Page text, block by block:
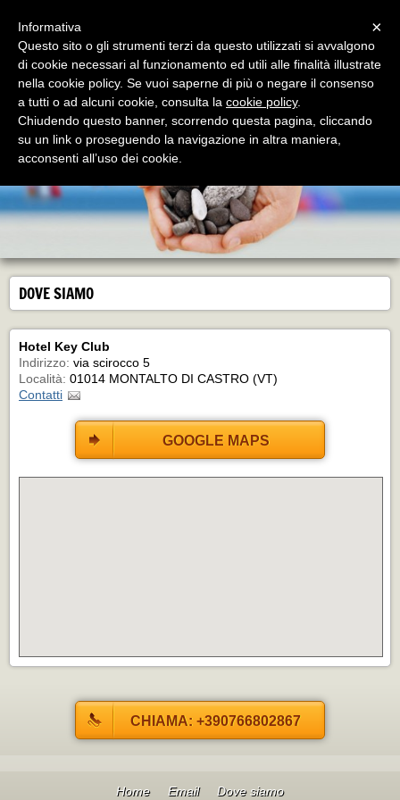
Hotel Residence Key Club
Montalto di Castro - Marina - un mare di cultura
DOVE SIAMO
Hotel Key Club
Indirizzo: via scirocco 5
Località: 01014 MONTALTO DI CASTRO (VT)
Contatti
GOOGLE MAPS
CHIAMA: +390766802867
Home Email Dove siamo
×
Informativa
Questo sito o gli strumenti terzi da questo utilizzati si avvalgono
di cookie necessari al funzionamento ed utili alle finalità illustrate
nella cookie policy. Se vuoi saperne di più o negare il consenso
a tutti o ad alcuni cookie, consulta la cookie policy.
Chiudendo questo banner, scorrendo questa pagina, cliccando
su un link o proseguendo la navigazione in altra maniera,
acconsenti all’uso dei cookie.